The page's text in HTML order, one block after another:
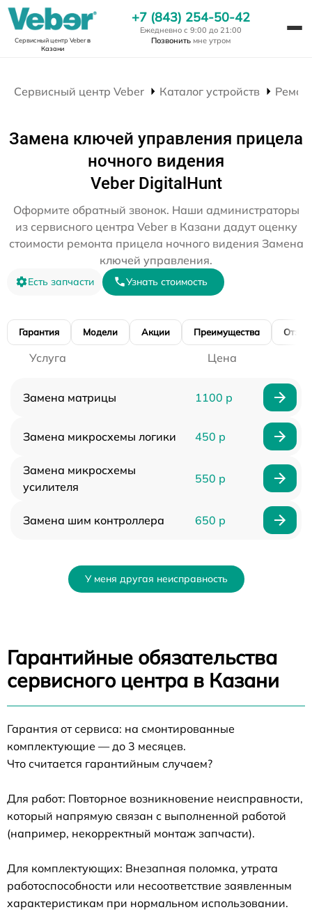
Сервисный центр Veberв
Казани
+7 (843) 254-50-42
Ежедневно с 9:00 до 21:00
Позвонить мне утром
Сервисный центр Veber Каталог устройств
Замена ключей управления прицела
ночного видения
Veber DigitalHunt
Оформите обратный звонок. Наши администраторы
из сервисного центра Veber в Казани дадут оценку
стоимости ремонта прицела ночного видения Замена
ключей управления.
Есть запчасти Узнать стоимость
Гарантия Модели Акции Преимущества
Услуга Цена
Замена матрицы 1100 р
Замена микросхемы логики 450 р
Замена микросхемы
усилителя
550 р
Замена шим контроллера 650 р
У меня другая неисправность
Гарантийные обязательства
сервисного центра в Казани
Гарантия от сервиса: на смонтированные
комплектующие — до 3 месяцев.
Что считается гарантийным случаем?
Для работ: Повторное возникновение неисправности,
который напрямую связан с выполненной работой
(например, некорректный монтаж запчасти).
Для комплектующих: Внезапная поломка, утрата
работоспособности или несоответствие заявленным
характеристикам при нормальном использовании.